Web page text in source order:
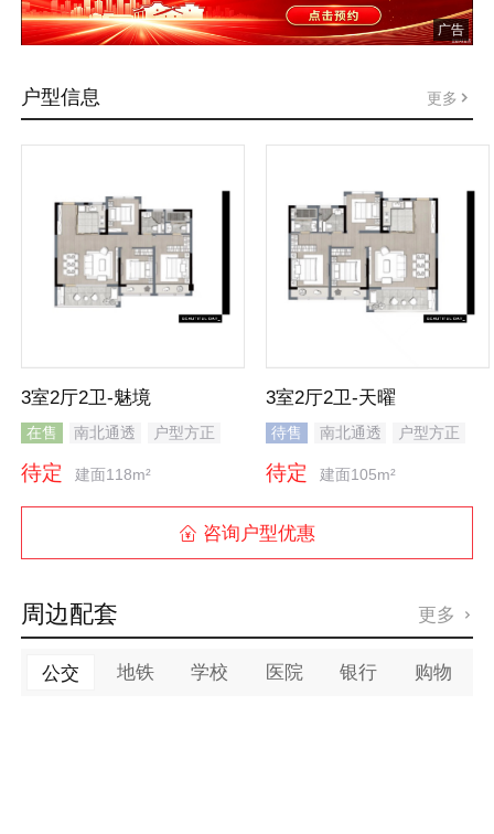
广告
户型信息 更多
3室2厅2卫-魅境
在售 南北通透
户型方正
待定 建面118m²
3室2厅2卫-天曜
待售 南北通透 户型方正
待定 建面105m²
 咨询户型优惠
周边配套 更多 
公交 地铁 学校 医院 银行 购物